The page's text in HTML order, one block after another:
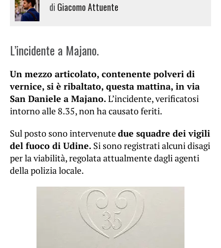
di Giacomo Attuente
L’incidente a Majano.
Un mezzo articolato, contenente polveri di
vernice, si è ribaltato, questa mattina, in via
San Daniele a Majano.L’incidente, verificatosi
intorno alle 8.35, non ha causato feriti.
Sul posto sono intervenutedue squadre dei vigili
del fuoco di Udine. Si sono registrati alcuni disagi
per la viabilità, regolata attualmente dagli agenti
della polizia locale.